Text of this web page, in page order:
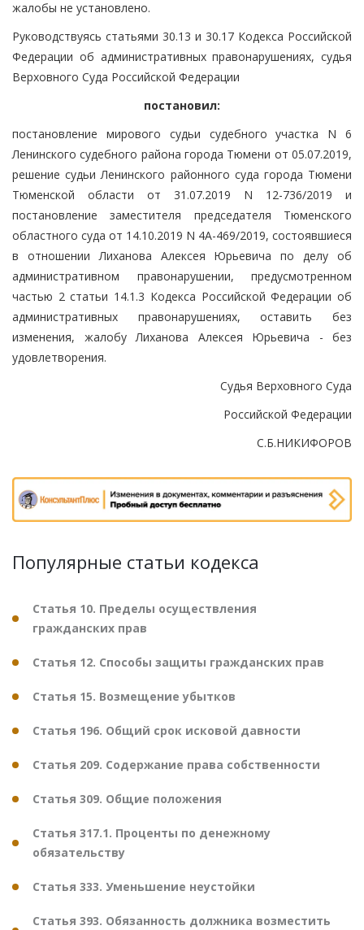
жалобы не установлено.
Руководствуясь статьями 30.13 и 30.17 Кодекса Российской
Федерации об административных правонарушениях, судья
Верховного Суда Российской Федерации
постановил:
постановление мирового судьи судебного участка N 6
Ленинского судебного района города Тюмени от 05.07.2019,
решение судьи Ленинского районного суда города Тюмени
Тюменской области от 31.07.2019 N 12-736/2019 и
постановление заместителя председателя Тюменского
областного суда от 14.10.2019 N 4А-469/2019, состоявшиеся
в отношении Лиханова Алексея Юрьевича по делу об
административном правонарушении, предусмотренном
частью 2 статьи 14.1.3 Кодекса Российской Федерации об
административных правонарушениях, оставить без
изменения, жалобу Лиханова Алексея Юрьевича - без
удовлетворения.
Судья Верховного Суда
Российской Федерации
С.Б.НИКИФОРОВ
Популярные статьи кодекса
Статья 10. Пределы осуществления
гражданских прав
Статья 12. Способы защиты гражданских прав
Статья 15. Возмещение убытков
Статья 196. Общий срок исковой давности
Статья 209. Содержание права собственности
Статья 309. Общие положения
Статья 317.1. Проценты по денежному
обязательству
Статья 333. Уменьшение неустойки
Статья 393. Обязанность должника возместить